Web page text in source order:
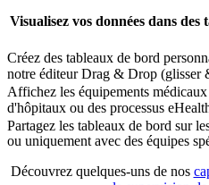
Visualisez vos données dans
Créez des tableaux de bord
notre éditeur Drag & Drop (glisser
Affichez les équipements
d'hôpitaux ou des processus
Partagez les tableaux de bord sur
ou uniquement avec des équipes
Découvrez quelques-uns de nos